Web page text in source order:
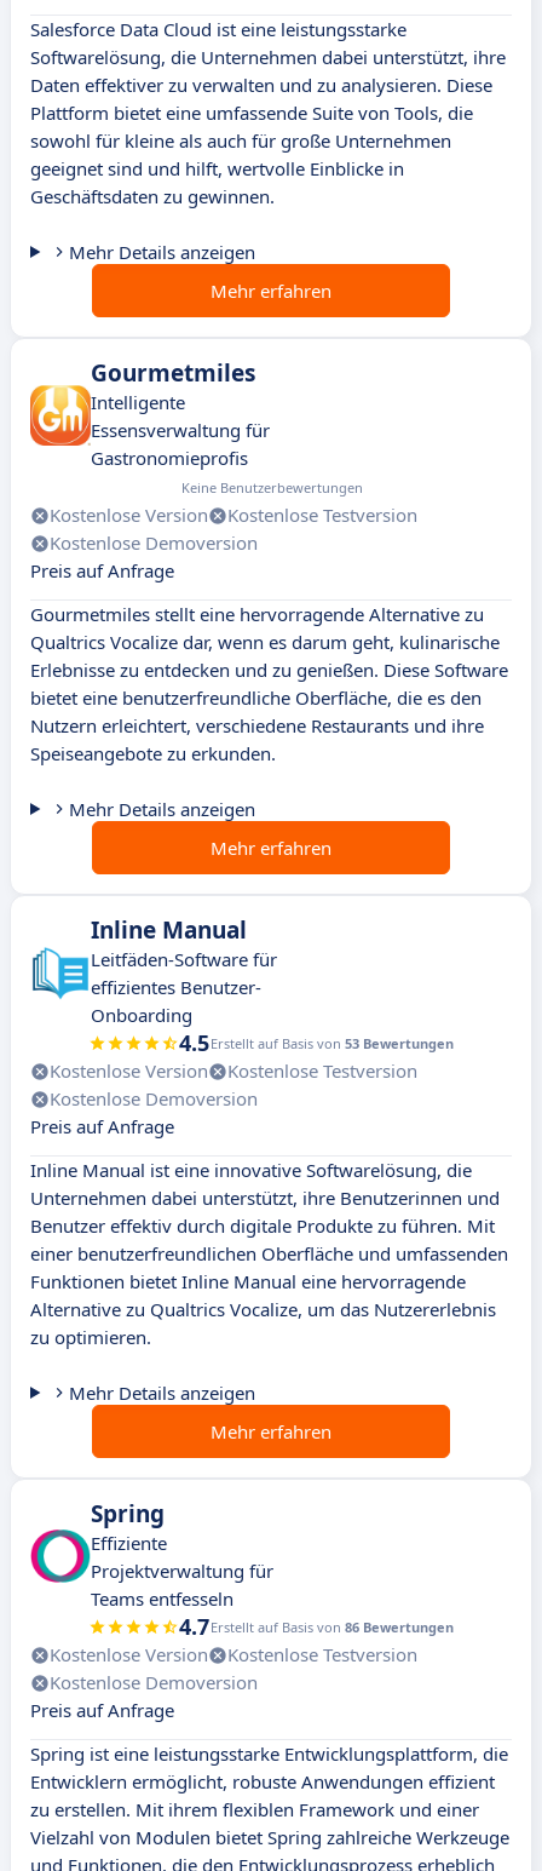
Salesforce Data Cloud ist eine leistungsstarke
Softwarelösung, die Unternehmen dabei unterstützt, ihre
Daten effektiver zu verwalten und zu analysieren. Diese
Plattform bietet eine umfassende Suite von Tools, die
sowohl für kleine als auch für große Unternehmen
geeignet sind und hilft, wertvolle Einblicke in
Geschäftsdaten zu gewinnen.
Mehr Details anzeigen
Mehr erfahren
Gourmetmiles
Intelligente
Essensverwaltung für
Gastronomieprofis
Keine Benutzerbewertungen
Kostenlose Version
Kostenlose Testversion
Kostenlose Demoversion
Preis auf Anfrage
Gourmetmiles stellt eine hervorragende Alternative zu
Qualtrics Vocalize dar, wenn es darum geht, kulinarische
Erlebnisse zu entdecken und zu genießen. Diese Software
bietet eine benutzerfreundliche Oberfläche, die es den
Nutzern erleichtert, verschiedene Restaurants und ihre
Speiseangebote zu erkunden.
Mehr Details anzeigen
Mehr erfahren
Inline Manual
Leitfäden-Software für
effizientes Benutzer-
Onboarding
4.5Erstellt auf Basis von 53 Bewertungen
Kostenlose Version
Kostenlose Testversion
Kostenlose Demoversion
Preis auf Anfrage
Inline Manual ist eine innovative Softwarelösung, die
Unternehmen dabei unterstützt, ihre Benutzerinnen und
Benutzer effektiv durch digitale Produkte zu führen. Mit
einer benutzerfreundlichen Oberfläche und umfassenden
Funktionen bietet Inline Manual eine hervorragende
Alternative zu Qualtrics Vocalize, um das Nutzererlebnis
zu optimieren.
Mehr Details anzeigen
Mehr erfahren
Spring
Effiziente
Projektverwaltung für
Teams entfesseln
4.7Erstellt auf Basis von 86 Bewertungen
Kostenlose Version
Kostenlose Testversion
Kostenlose Demoversion
Preis auf Anfrage
Spring ist eine leistungsstarke Entwicklungsplattform, die
Entwicklern ermöglicht, robuste Anwendungen effizient
zu erstellen. Mit ihrem flexiblen Framework und einer
Vielzahl von Modulen bietet Spring zahlreiche Werkzeuge
und Funktionen, die den Entwicklungsprozess erheblich